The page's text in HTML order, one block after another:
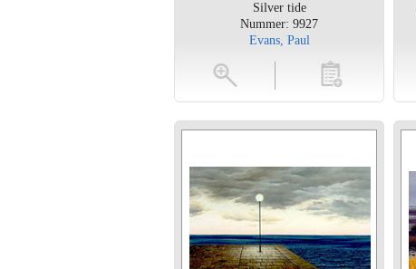
Silver tide
Nummer: 9927
Evans, Paul
toevoegen vergroten